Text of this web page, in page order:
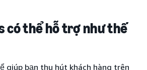
có thể hỗ trợ như thế
giúp bạn thu hút khách hàng trên